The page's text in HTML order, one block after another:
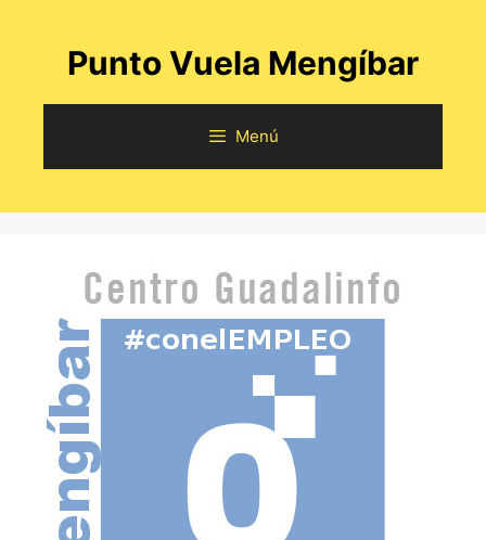
contenidoPunto Vuela Mengíbar
Menú